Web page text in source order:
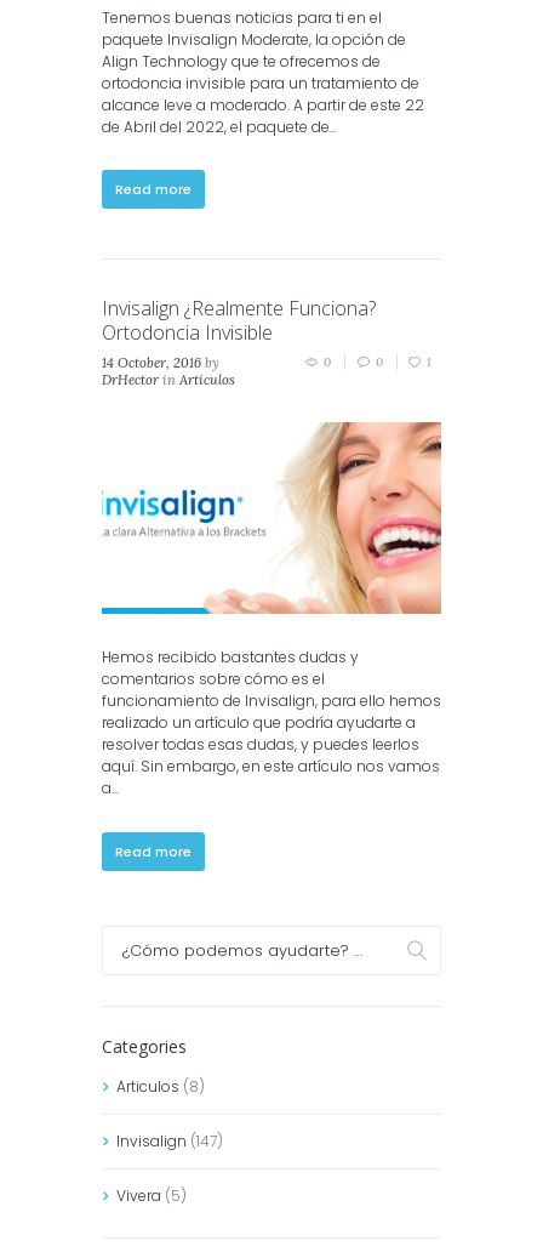
Tenemos buenas noticias para ti en el
paquete Invisalign Moderate, la opción de
Align Technology que te ofrecemos de
ortodoncia invisible para un tratamiento de
alcance leve a moderado. A partir de este 22
de Abril del 2022, el paquete de...
Read more
Invisalign ¿Realmente Funciona?
Ortodoncia Invisible
14 October, 2016 by
DrHector in Articulos
0 0 1
Hemos recibido bastantes dudas y
comentarios sobre cómo es el
funcionamiento de Invisalign, para ello hemos
realizado un artículo que podría ayudarte a
resolver todas esas dudas, y puedes leerlos
aquí. Sin embargo, en este artículo nos vamos
a...
Read more
Categories
Articulos (8)
Invisalign (147)
Vivera (5)